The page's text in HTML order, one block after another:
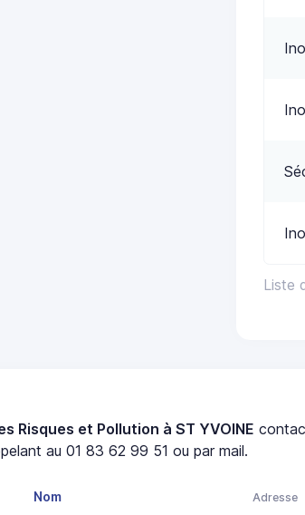
Liste
Risques et Pollution à ST YVOINE
au 01 83 62 99 51 ou par mail.
Nom Adresse